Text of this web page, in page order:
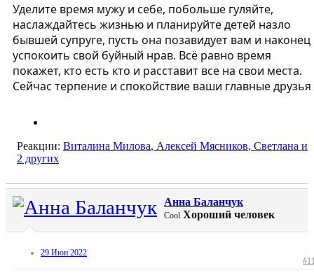
Уделите время мужу и себе, побольше гуляйте,
наслаждайтесь жизнью и планируйте детей назло
бывшей супруге, пусть она позавидует вам и наконец
успокоить свой буйный нрав. Всё равно время
покажет, кто есть кто и расставит все на свои места.
Сейчас терпение и спокойствие ваши главные друзья
Реакции: Виталина Милова, Алексей Мясников, Светлана и
2 других
Анна Баланчук
Cool Хороший человек
29 Июн 2022